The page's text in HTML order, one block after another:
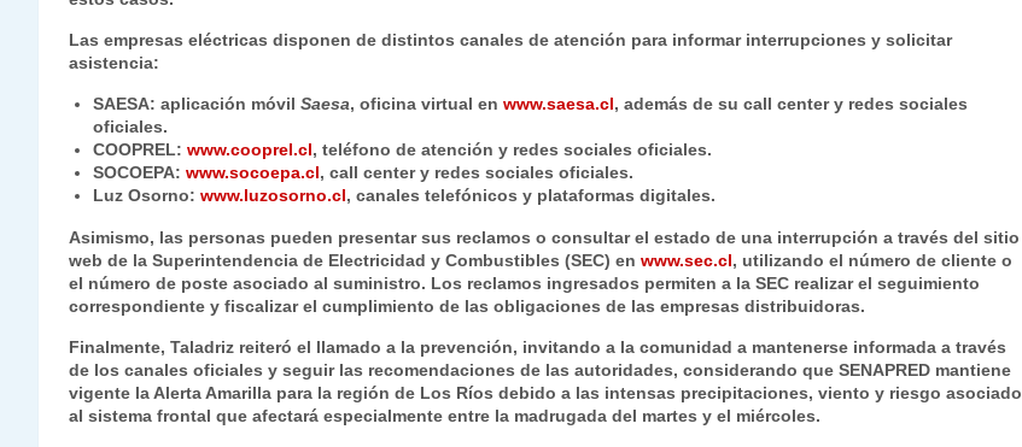
Las empresas eléctricas disponen de distintos canales de atención para informar interrupciones y solicitar
asistencia:
SAESA: aplicación móvil Saesa, oficina virtual en www.saesa.cl, además de su call center y redes sociales
oficiales.
COOPREL: www.cooprel.cl, teléfono de atención y redes sociales oficiales.
SOCOEPA: www.socoepa.cl, call center y redes sociales oficiales.
Luz Osorno: www.luzosorno.cl, canales telefónicos y plataformas digitales.
Asimismo, las personas pueden presentar sus reclamos o consultar el estado de una interrupción a través del sitio
web de la Superintendencia de Electricidad y Combustibles (SEC) en www.sec.cl, utilizando el número de cliente o
el número de poste asociado al suministro. Los reclamos ingresados permiten a la SEC realizar el seguimiento
correspondiente y fiscalizar el cumplimiento de las obligaciones de las empresas distribuidoras.
Finalmente, Taladriz reiteró el llamado a la prevención, invitando a la comunidad a mantenerse informada a través
de los canales oficiales y seguir las recomendaciones de las autoridades, considerando que SENAPRED mantiene
vigente la Alerta Amarilla para la región de Los Ríos debido a las intensas precipitaciones, viento y riesgo asociado
al sistema frontal que afectará especialmente entre la madrugada del martes y el miércoles.